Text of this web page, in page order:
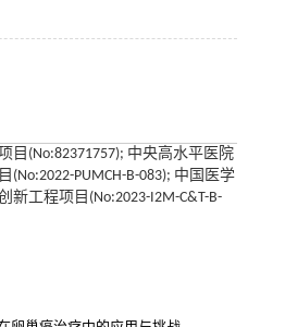
目(No:82371757); 中央高水平医院
PUMCH-B-083); 中国医学
工程项目(No:2023-I2M-C&T-B-